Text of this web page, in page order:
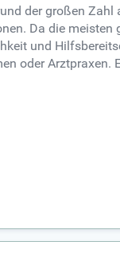
der großen
Da die
und
oder